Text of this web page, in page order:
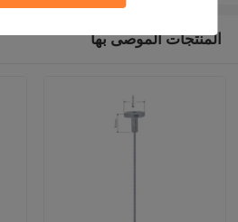
المنتجات الموصى بها